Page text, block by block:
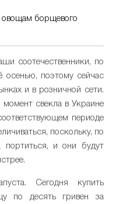
овощам борщевого
соотечественники, по
осенью, поэтому сейчас
и в розничной сети.
свекла в Украине
периоде
поскольку, по
портиться, и они будут
Сегодня купить
по десять гривен за